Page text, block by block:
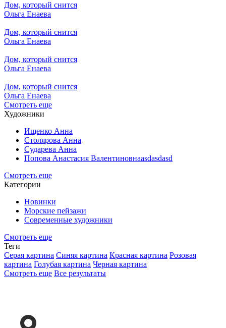
Дом, который снится
Ольга Енаева
Дом, который снится
Ольга Енаева
Дом, который снится
Ольга Енаева
Дом, который снится
Ольга Енаева
Смотреть еще
Художники
Ищенко Анна
Столярова Анна
Сударева Анна
Попова Анастасия Валентиновнаasdasdasd
Смотреть еще
Категории
Новинки
Морские пейзажи
Современные художники
Смотреть еще
Теги
Серая картина Синяя картина Красная картина Розовая
картина Голубая картина Черная картина
Смотреть еще Все результаты